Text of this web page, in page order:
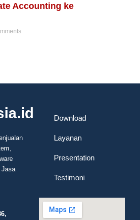
Accounting ke
Jasa
Download
Layanan
Presentation
Testimoni